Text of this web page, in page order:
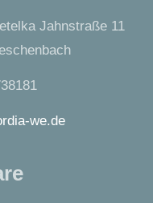
Jahnstraße 11
we.de